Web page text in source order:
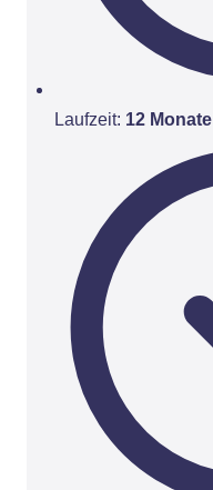
Laufzeit: 12 Monate